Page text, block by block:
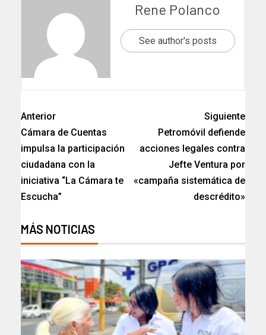
Rene Polanco
See author's posts
Anterior
Cámara de Cuentas
impulsa la participación
ciudadana con la
iniciativa “La Cámara te
Escucha”
Siguiente
Petromóvil defiende
acciones legales contra
Jefte Ventura por
«campaña sistemática de
descrédito»
MÁS NOTICIAS